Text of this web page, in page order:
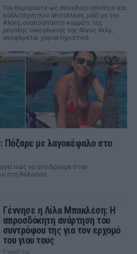
Τον θυμόμαστε ως σπουδαίο ηθοποιό και
καλλιτέχνη που αποτέλεσε, μαζί με την
Αλίκη, αναπόσπαστο κομμάτι της
μεγάλης οικογένειας της Φίνος Φιλμ,
αναφέρεται χαρακτηριστικά
Πόζαρε με λαγοκέφαλο στο
πώς να αντιδρούμε όταν
στη θάλασσα
Γέννησε η Λίλα Μπακλέση: Η
απροσδόκητη ανάρτηση του
συντρόφου της για τον ερχομό
του γιου τους
ΣΉΜΕΡΑ